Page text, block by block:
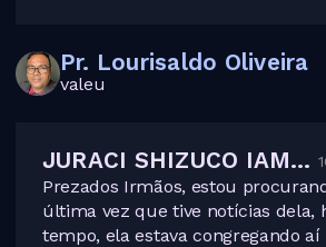
Pr. Lourisaldo Oliveira
valeu
JURACI SHIZUCO IAMANAKA DE FARIA
Prezados Irmãos, estou
última vez que tive notícias dela,
tempo, ela estava congregando aí